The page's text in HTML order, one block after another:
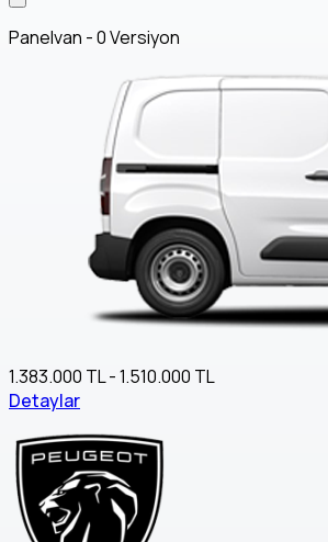
Panelvan - 0 Versiyon
1.383.000 TL - 1.510.000 TL
Detaylar